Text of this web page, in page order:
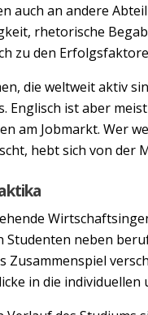
auch an andere
rhetorische
zu den
die weltweit aktiv
Englisch ist aber
am Jobmarkt. Wer
hebt sich von der
Studenten neben
Zusammenspiel
in die